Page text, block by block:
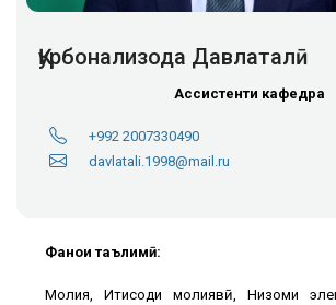
Қурбонализода Давлаталӣ
Ассистенти кафедра
+992 2007330490
davlatali.1998@mail.ru
Фанҳои таълимӣ:
Молия, Иқтисоди молиявӣ, Низоми